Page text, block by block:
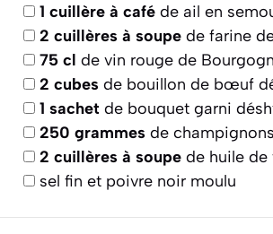
1 cuillère à café de ail en
2 cuillères à soupe de farine
75 cl de vin rouge de
2 cubes de bouillon de bœuf
1 sachet de bouquet garni
250 grammes de
2 cuillères à soupe de huile de
sel fin et poivre noir moulu